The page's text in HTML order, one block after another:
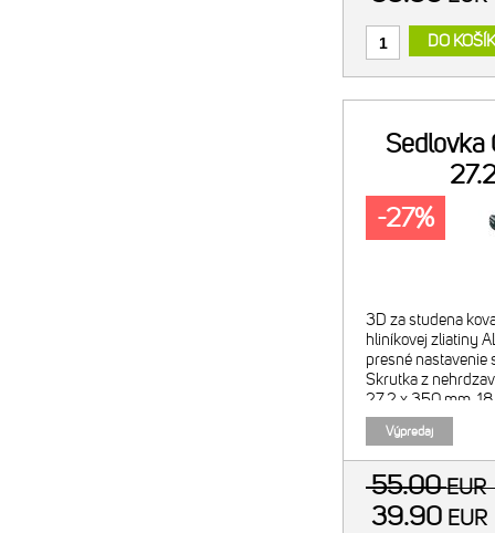
DO
Sedlovka
3D za studena
hliníkovej zliatiny
presné nastavenie
Skrutka z
27.2 x 350 mm,
zámku (offset),
Výpredaj
-27%
55.00EUR
39.90 EUR